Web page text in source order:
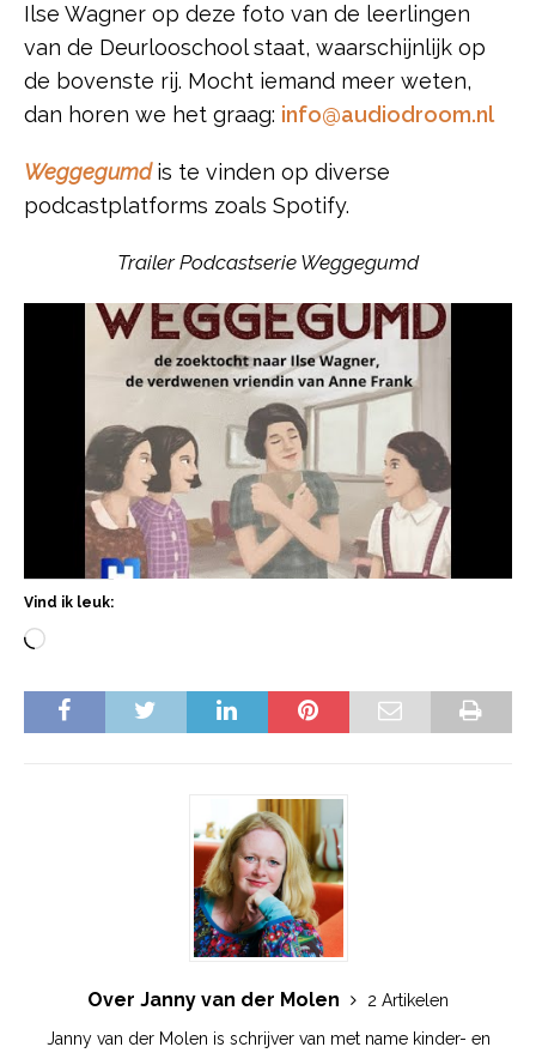
Ilse Wagner op deze foto van de leerlingen
van de Deurlooschool staat, waarschijnlijk op
de bovenste rij. Mocht iemand meer weten,
dan horen we het graag: info@audiodroom.nl
Weggegumd is te vinden op diverse
podcastplatforms zoals Spotify.
Trailer Podcastserie Weggegumd
Vind ik leuk:
Over Janny van der Molen
2 Artikelen
Janny van der Molen is schrijver van met name kinder- en